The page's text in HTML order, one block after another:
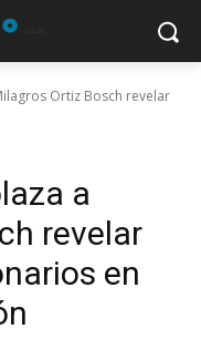
Ortiz Bosch revelar
a
revelar
en